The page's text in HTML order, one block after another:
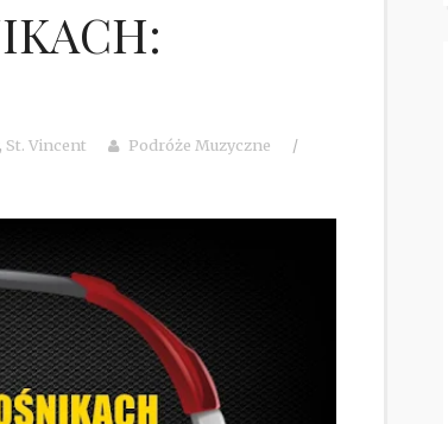
, St. Vincent Podróże Muzyczne
/